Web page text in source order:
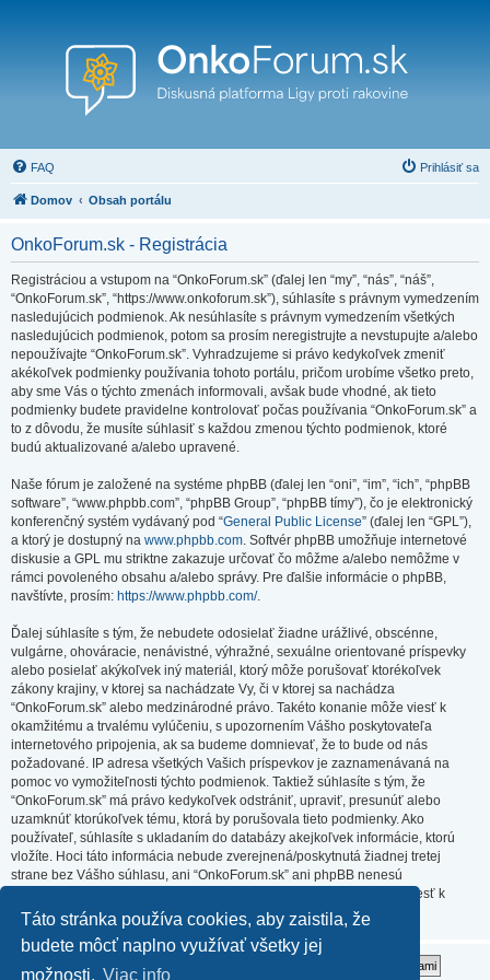
Táto stránka používa cookies, aby zaistila, že
budete môcť naplno využívať všetky jej
možnosti. Viac info
FAQ Prihlásiť sa
Domov Obsah portálu
OnkoForum.sk - Registrácia
Registráciou a vstupom na “OnkoForum.sk” (ďalej len “my”, “nás”, “náš”,
“OnkoForum.sk”, “https://www.onkoforum.sk”), súhlasíte s právnym vymedzením
nasledujúcich podmienok. Ak nesúhlasíte s právnym vymedzením všetkých
nasledujúcich podmienok, potom sa prosím neregistrujte a nevstupujte a/alebo
nepoužívajte “OnkoForum.sk”. Vyhradzujeme si právo kedykoľvek zmeniť
akékoľvek podmienky používania tohoto portálu, pričom urobíme všetko preto,
aby sme Vás o týchto zmenách informovali, avšak bude vhodné, ak tieto
podmienky budete pravidelne kontrolovať počas používania “OnkoForum.sk” a
to z dôvodu, že musíte súhlasiť s každou zmenou týchto podmienok, ktoré
budú aktualizované a/alebo upravené.
Naše fórum je založené na systéme phpBB (ďalej len “oni”, “im”, “ich”, “phpBB
software”, “www.phpbb.com”, “phpBB Group”, “phpBB tímy”), čo je elektronický
konferenčný systém vydávaný pod “General Public License” (ďalej len “GPL”),
a ktorý je dostupný na www.phpbb.com. Softvér phpBB umožňuje internetové
diskusie a GPL mu striktne zakazuje určovať čo môžme a/alebo nemôžme v
rámci povoleného obsahu a/alebo správy. Pre ďalšie informácie o phpBB,
navštívte, prosím: https://www.phpbb.com/.
Ďalej súhlasíte s tým, že nebudete odosielať žiadne urážlivé, obscénne,
vulgárne, ohováracie, nenávistné, výhražné, sexuálne orientované príspevky
alebo posielať akýkoľvek iný materiál, ktorý môže porušovať ktorékoľvek
zákony krajiny, v ktorej sa nachádzate Vy, či v ktorej sa nachádza
“OnkoForum.sk” alebo medzinárodné právo. Takéto konanie môže viesť k
okamžitému a trvalému vylúčeniu, s upozornením Vášho poskytovateľa
internetového pripojenia, ak sa budeme domnievať, že to bude od nás
požadované. IP adresa všetkých Vašich príspevkov je zaznamenávaná na
pomoc vo vymožiteľnosti týchto podmienok. Taktiež súhlasíte s tým, že
“OnkoForum.sk” má právo kedykoľvek odstrániť, upraviť, presunúť alebo
uzamknúť ktorúkoľvek tému, ktorá by porušovala tieto podmienky. Ako
používateľ, súhlasíte s ukladaním do databázy akejkoľvek informácie, ktorú
vložíte. Hoci táto informácia nebude zverejnená/poskytnutá žiadnej tretej
strane bez Vášho súhlasu, ani “OnkoForum.sk” ani phpBB nenesú
zodpovednosť za akýkoľvek pokus o prienik (hacking), ktorý môže viesť k
zneužitiu týchto údajov.